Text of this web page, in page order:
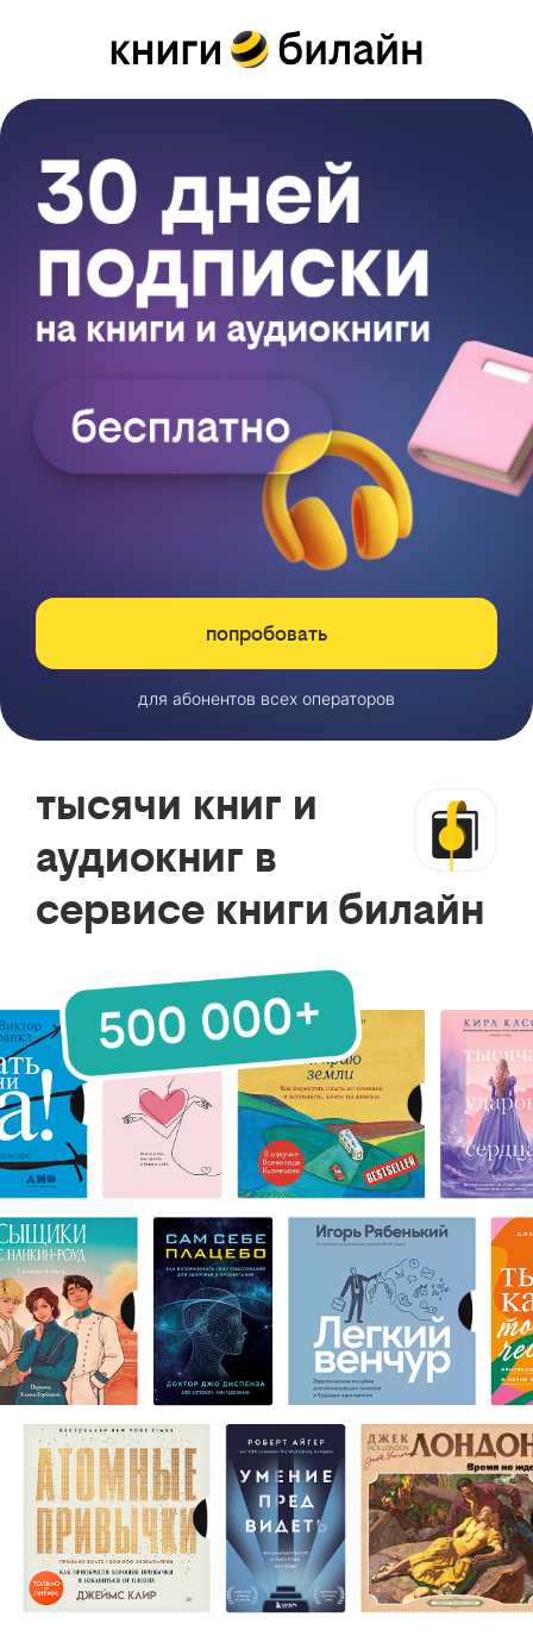
попробовать
для абонентов всех операторов
тысячи книг и
аудиокниг в
сервисе книги билайн